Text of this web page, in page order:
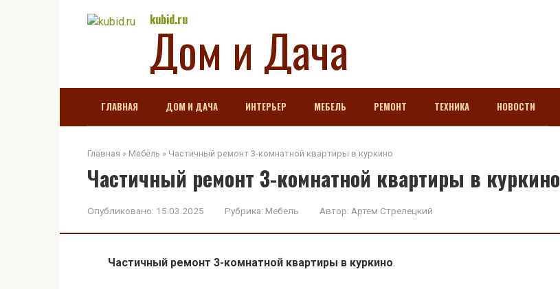
kubid.ru
Дом и Дача
ГЛАВНАЯ ДОМ И ДАЧА ИНТЕРЬЕР МЕБЕЛЬ РЕМОНТ ТЕХНИКА НОВОСТИ
Главная » Мебель » Частичный ремонт 3-комнатной квартиры в куркино
Частичный ремонт 3-комнатной квартиры в куркино
Опубликовано: 15.03.2025 Рубрика: Мебель Автор: Артем Стрелецкий
Частичный ремонт 3-комнатной квартиры в куркино.